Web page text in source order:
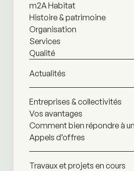
m2A Habitat
Histoire & patrimoine
Organisation
Services
Qualité
Actualités
Entreprises & collectivités
Vos avantages
Comment bien répondre à
Appels d’offres
Travaux et projets en cours